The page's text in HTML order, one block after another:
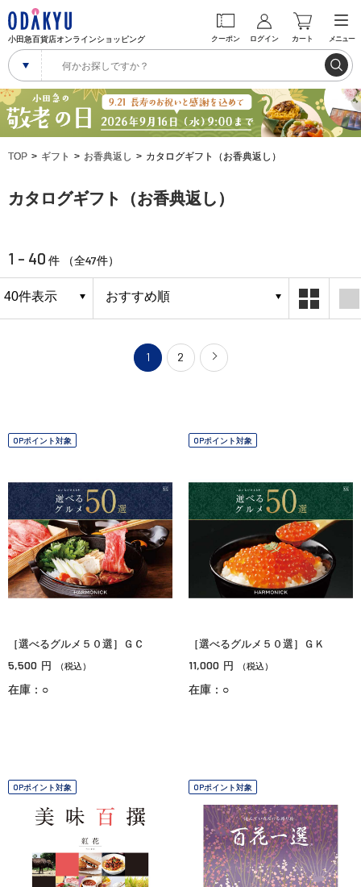
小田急百貨店オンラインショッピング クーポン ログイン カート メニュー
TOP ギフト お香典返し カタログギフト（お香典返し）
カタログギフト（お香典返し）
1 - 40 件 （全47件）
1 2
OPポイント対象
［選べるグルメ５０選］ＧＣ
5,500 円 （税込）
在庫：○
OPポイント対象
［選べるグルメ５０選］ＧＫ
11,000 円 （税込）
在庫：○
OPポイント対象 OPポイント対象